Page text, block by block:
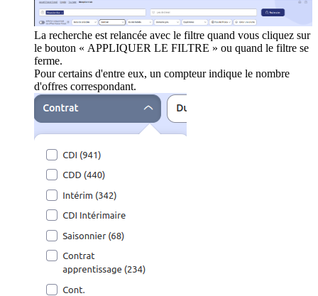
La recherche est relancée avec le filtre quand vous cliquez sur
le bouton « APPLIQUER LE FILTRE » ou quand le filtre se
ferme.
Pour certains d'entre eux, un compteur indique le nombre
d'offres correspondant.